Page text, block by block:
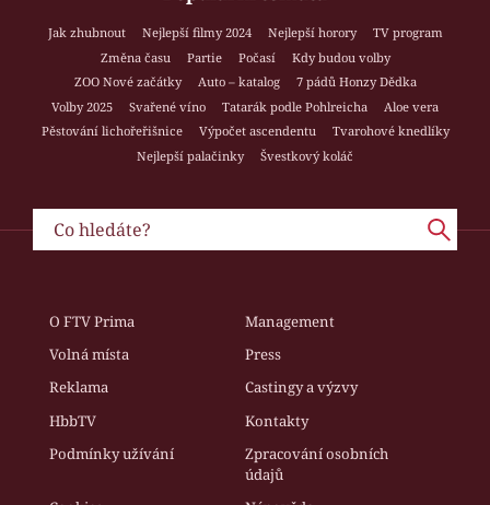
Jak zhubnout Nejlepší filmy 2024 Nejlepší horory
TV program
Změna času
Partie Počasí
Kdy budou volby
ZOO Nové začátky
Auto – katalog
7 pádů Honzy Dědka
Volby 2025
Svařené víno Tatarák podle Pohlreicha
Aloe vera
Pěstování lichořeřišnice
Výpočet ascendentu
Tvarohové knedlíky
Nejlepší palačinky
Švestkový koláč
O FTV Prima
Management
Volná místa
Press
Reklama
Castingy a výzvy
HbbTV
Kontakty
Podmínky užívání
Zpracování osobních
údajů